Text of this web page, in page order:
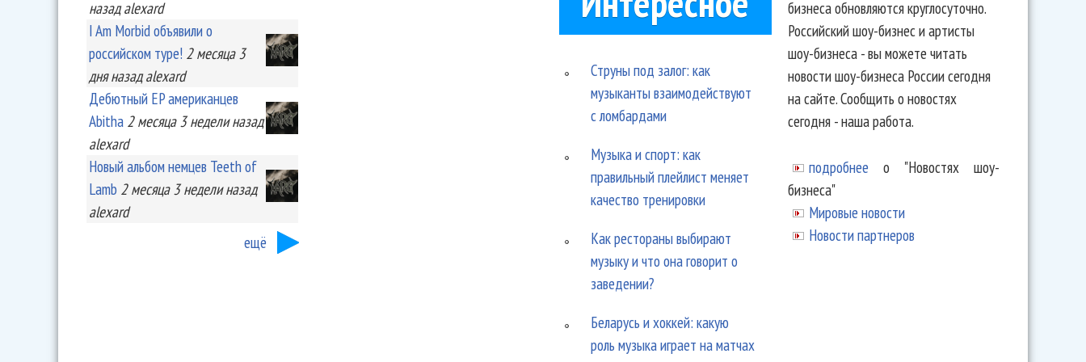
назад alexard
I Am Morbid объявили о
российском туре! 2 месяца 3
дняназад alexard
Дебютный EP американцев
Abitha 2 месяца 3 неделиназад
alexard
Новый альбом немцев Teeth of
Lamb 2 месяца 3 неделиназад
alexard
ещё
Струны под залог: как
музыканты взаимодействуют
с ломбардами
Музыка и спорт: как
правильный плейлист меняет
качество тренировки
Как рестораны выбирают
музыку и что она говорит о
заведении?
Беларусь и хоккей: какую
роль музыка играет на матчах
бизнеса обновляются круглосуточно.
Российский шоу-бизнес и артисты
шоу-бизнеса - вы можете читать
новости шоу-бизнеса России сегодня
на сайте. Сообщить о новостях
сегодня - наша работа.
подробнее о "Новостях шоу-
бизнеса"
Мировые новости
Новости партнеров